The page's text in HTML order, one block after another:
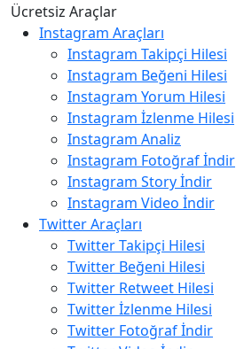
Ücretsiz Araçlar
Instagram Araçları
Instagram Takipçi Hilesi
Instagram Beğeni Hilesi
Instagram Yorum Hilesi
Instagram İzlenme Hilesi
Instagram Analiz
Instagram Fotoğraf İndir
Instagram Story İndir
Instagram Video İndir
Twitter Araçları
Twitter Takipçi Hilesi
Twitter Beğeni Hilesi
Twitter Retweet Hilesi
Twitter İzlenme Hilesi
Twitter Fotoğraf İndir